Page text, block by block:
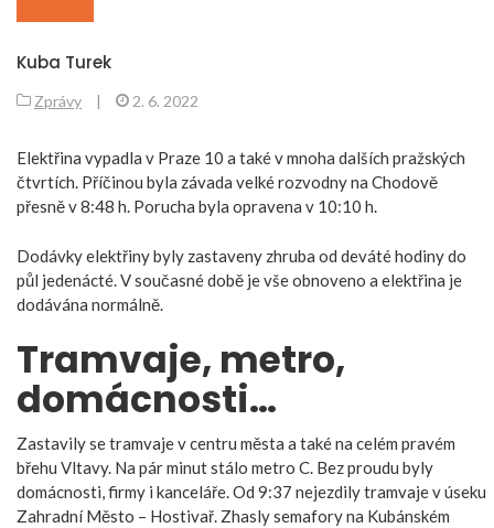
Kuba Turek
Zprávy | 2. 6. 2022
Elektřina vypadla v Praze 10 a také v mnoha dalších pražských
čtvrtích. Příčinou byla závada velké rozvodny na Chodově
přesně v 8:48 h. Porucha byla opravena v 10:10 h.
Dodávky elektřiny byly zastaveny zhruba od deváté hodiny do
půl jedenácté. V současné době je vše obnoveno a elektřina je
dodávána normálně.
Tramvaje, metro,
domácnosti…
Zastavily se tramvaje v centru města a také na celém pravém
břehu Vltavy. Na pár minut stálo metro C. Bez proudu byly
domácnosti, firmy i kanceláře. Od 9:37 nejezdily tramvaje v úseku
Zahradní Město – Hostivař. Zhasly semafory na Kubánském